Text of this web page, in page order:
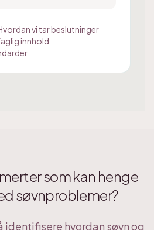
vi tar beslutninger
innhold
som kan henge
søvnproblemer?
identifisere hvordan søvn og